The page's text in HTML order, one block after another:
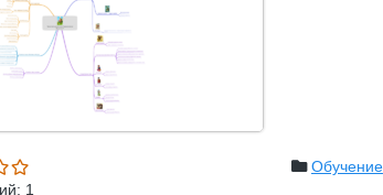
1
Обучение